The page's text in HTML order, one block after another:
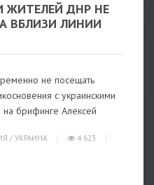
ЖИТЕЛЕЙ ДНР НЕ
ВБЛИЗИ ЛИНИИ
не посещать
с украинскими
брифинге Алексей
/ УКРАИНА
4 623